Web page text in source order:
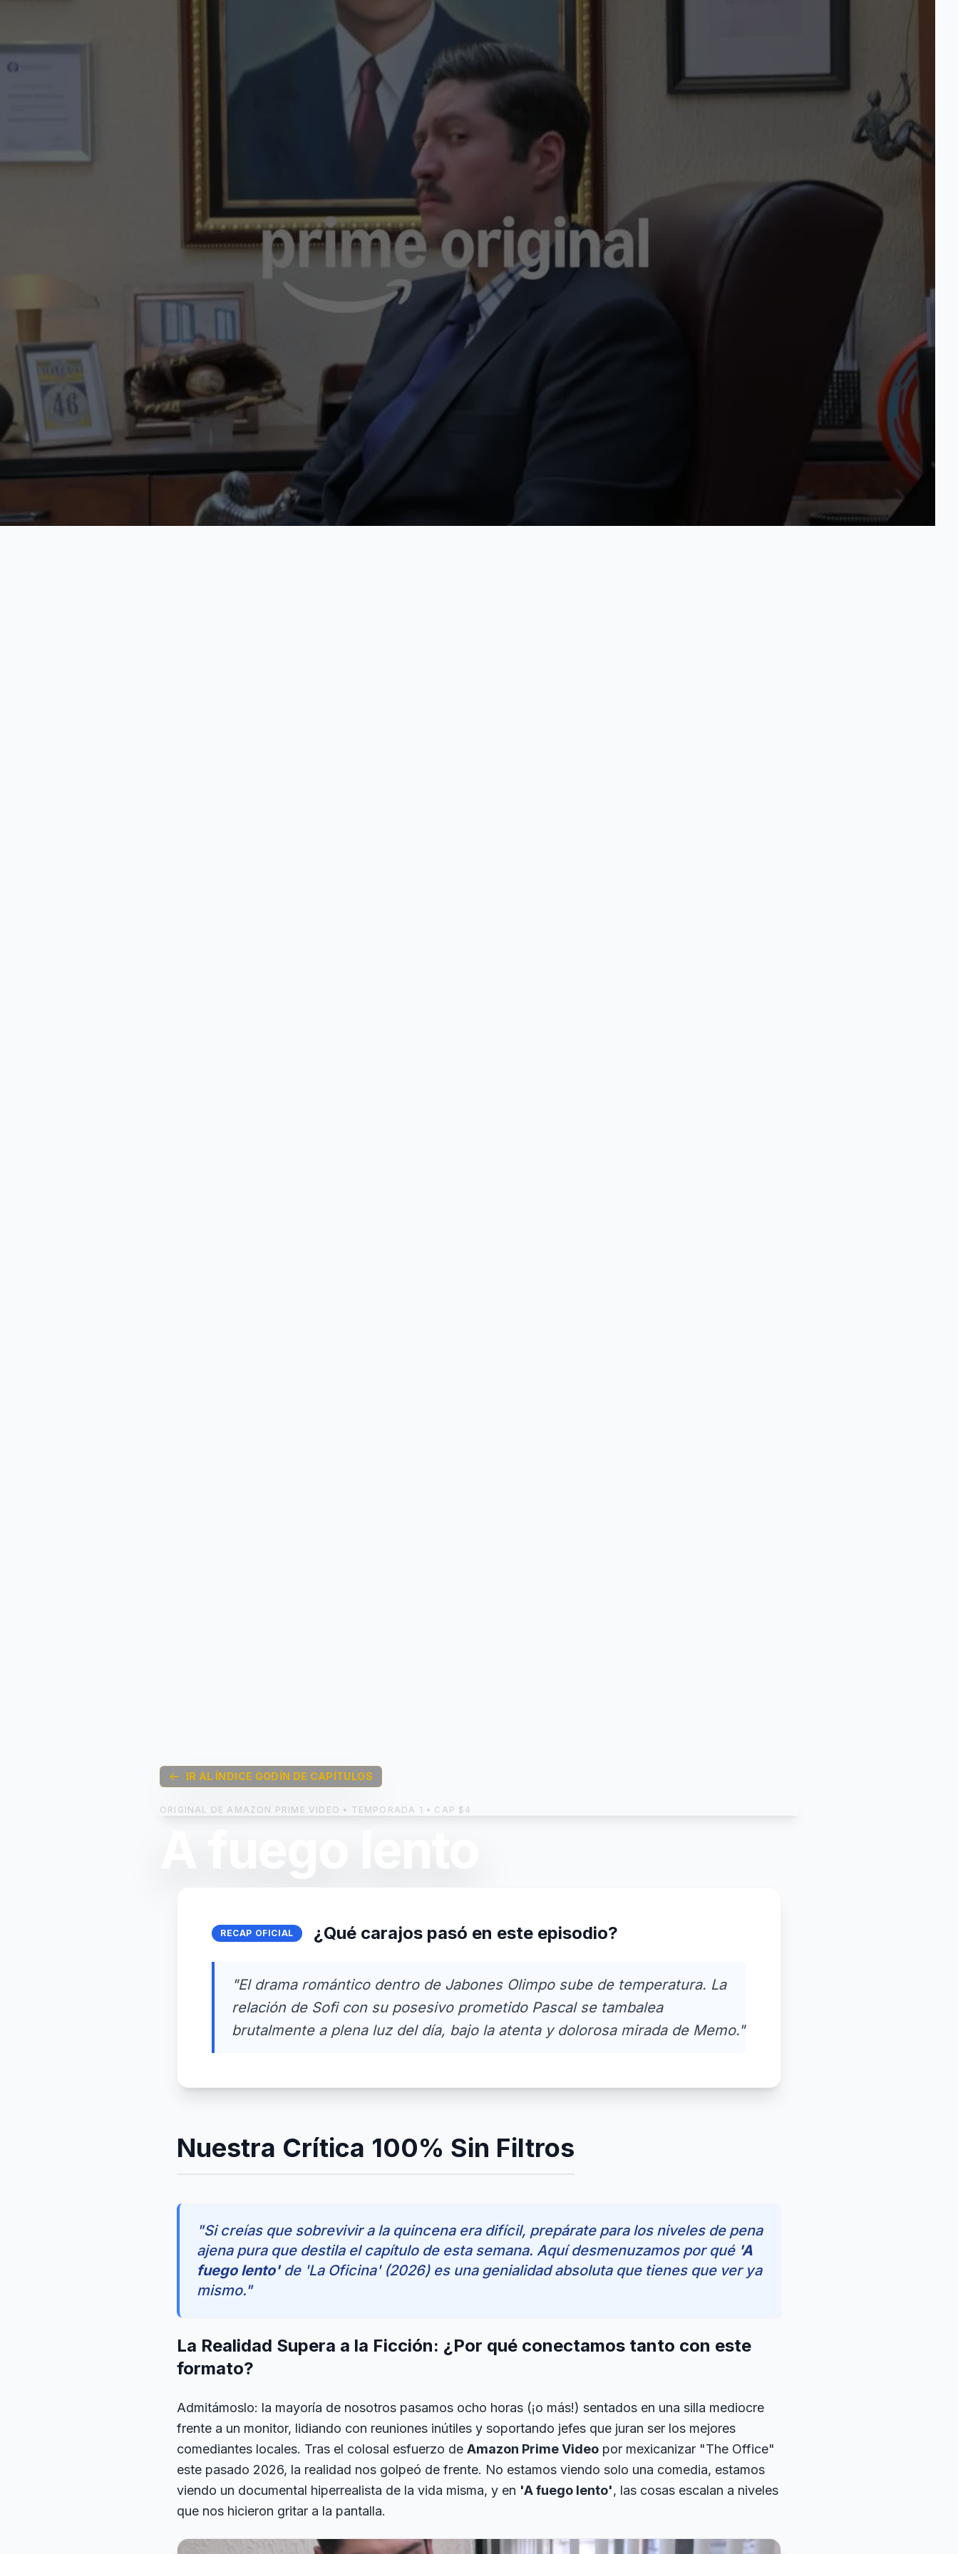
IR AL ÍNDICE GODÍN DE CAPÍTULOS
ORIGINAL DE AMAZON PRIME VIDEO • TEMPORADA 1 • CAP $4
RECAP OFICIAL ¿Qué carajos pasó en este episodio?
"El drama romántico dentro de Jabones Olimpo sube de temperatura. La
relación de Sofi con su posesivo prometido Pascal se tambalea
brutalmente a plena luz del día, bajo la atenta y dolorosa mirada de Memo."
Nuestra Crítica 100% Sin Filtros
"Si creías que sobrevivir a la quincena era difícil, prepárate para los niveles de pena
ajena pura que destila el capítulo de esta semana. Aquí desmenuzamos por qué 'A
fuego lento'de 'La Oficina' (2026) es una genialidad absoluta que tienes que ver ya
mismo."
La Realidad Supera a la Ficción: ¿Por qué conectamos tanto con este
formato?
Admitámoslo: la mayoría de nosotros pasamos ocho horas (¡o más!) sentados en una silla mediocre
frente a un monitor, lidiando con reuniones inútiles y soportando jefes que juran ser los mejores
comediantes locales. Tras el colosal esfuerzo de Amazon Prime Video por mexicanizar "The Office"
este pasado 2026, la realidad nos golpeó de frente. No estamos viendo solo una comedia, estamos
viendo un documental hiperrealista de la vida misma, y en 'A fuego lento', las cosas escalan a niveles
que nos hicieron gritar a la pantalla.